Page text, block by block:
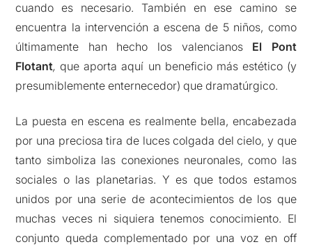
cuando es necesario. También en ese camino se
encuentra la intervención a escena de 5 niños, como
últimamente han hecho los valencianos El Pont
Flotant, que aporta aquí un beneficio más estético (y
presumiblemente enternecedor) que dramatúrgico.
La puesta en escena es realmente bella, encabezada
por una preciosa tira de luces colgada del cielo, y que
tanto simboliza las conexiones neuronales, como las
sociales o las planetarias. Y es que todos estamos
unidos por una serie de acontecimientos de los que
muchas veces ni siquiera tenemos conocimiento. El
conjunto queda complementado por una voz en off